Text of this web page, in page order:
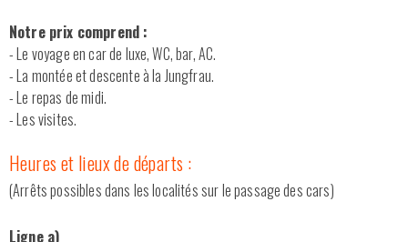
Notre prix comprend :
- Le voyage en car de luxe, WC, bar, AC.
- La montée et descente à la Jungfrau.
- Le repas de midi.
- Les visites.
Heures et lieux de départs :
(Arrêts possibles dans les localités sur le passage des cars)
Ligne a)